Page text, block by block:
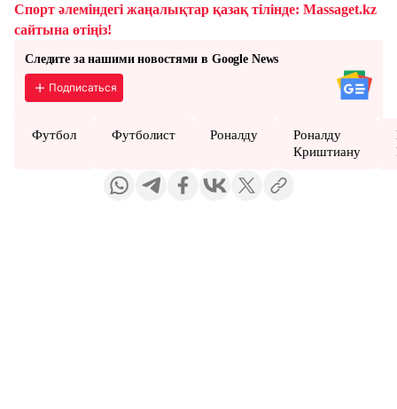
Спорт әлеміндегі жаңалықтар қазақ тілінде: Massaget.kz
сайтына өтіңіз!
Следите за нашими новостями в Google News
Подписаться
Футбол Футболист Роналду
Роналду
Криштиану